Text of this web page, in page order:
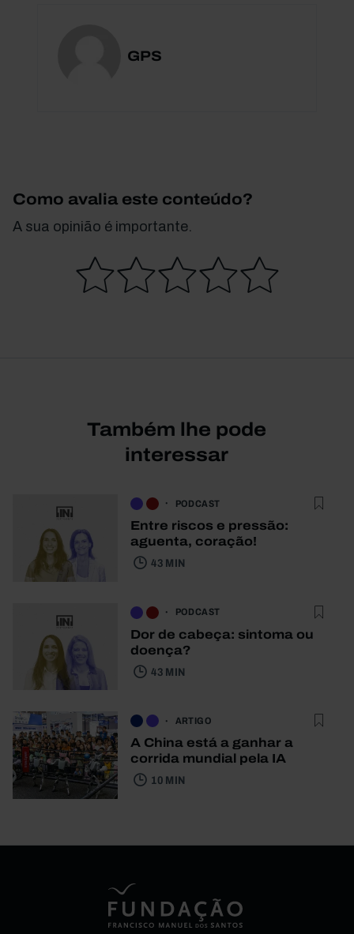
GPS
Como avalia este conteúdo?
A sua opinião é importante.
Também lhe pode
interessar
PODCAST
Entre riscos e pressão:
aguenta, coração!
43 MIN
PODCAST
Dor de cabeça: sintoma ou
doença?
43 MIN
ARTIGO
A China está a ganhar a
corrida mundial pela IA
10 MIN